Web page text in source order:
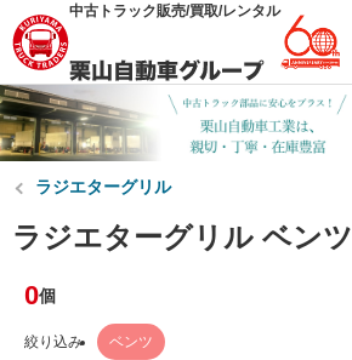
中古トラック販売/買取/レンタル
ラジエターグリル
ラジエターグリル ベンツ
0個
絞り込み ベンツ